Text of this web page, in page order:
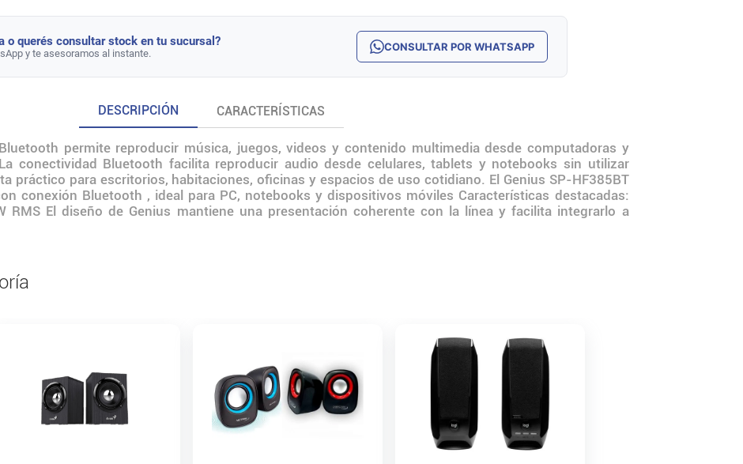
o querés consultar stock en tu sucursal?
y te asesoramos al instante. CONSULTAR POR WHATSAPP
DESCRIPCIÓN CARACTERÍSTICAS
permite reproducir música, juegos, videos y contenido multimedia desde computadoras y
conectividad Bluetooth facilita reproducir audio desde celulares, tablets y notebooks sin utilizar
práctico para escritorios, habitaciones, oficinas y espacios de uso cotidiano. El Genius SP-HF385BT
conexión Bluetooth , ideal para PC, notebooks y dispositivos móviles Características destacadas:
RMS El diseño de Genius mantiene una presentación coherente con la línea y facilita integrarlo a